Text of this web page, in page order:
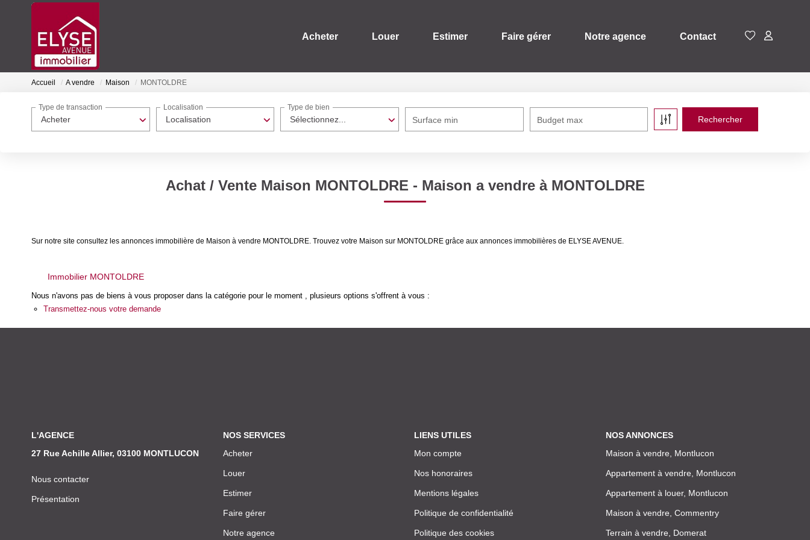
Acheter Louer Estimer Faire gérer Notre agence Contact
Accueil A vendre Maison MONTOLDRE
Acheter
Type de transaction
Localisation
Localisation
Sélectionnez...
Type de bien
Surface min Budget max
Achat / Vente Maison MONTOLDRE - Maison a vendre à MONTOLDRE
Sur notre site consultez les annonces immobilière de Maison à vendre MONTOLDRE. Trouvez votre Maison sur MONTOLDRE grâce aux annonces immobilières de ELYSE AVENUE.
Immobilier MONTOLDRE
Nous n'avons pas de biens à vous proposer dans la catégorie pour le moment , plusieurs options s'offrent à vous :
Transmettez-nous votre demande
L'AGENCE
27 Rue Achille Allier, 03100 MONTLUCON
Nous contacter
Présentation
NOS SERVICES
Acheter
Louer
Estimer
Faire gérer
Notre agence
LIENS UTILES
Mon compte
Nos honoraires
Mentions légales
Politique de confidentialité
Politique des cookies
NOS ANNONCES
Maison à vendre, Montlucon
Appartement à vendre, Montlucon
Appartement à louer, Montlucon
Maison à vendre, Commentry
Terrain à vendre, Domerat